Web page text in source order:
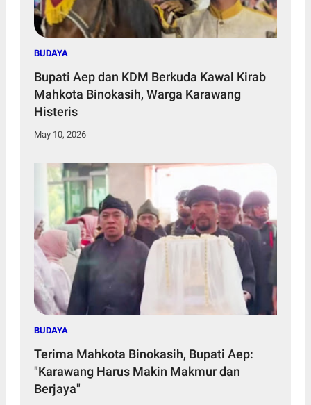
BUDAYA
Bupati Aep dan KDM Berkuda Kawal Kirab
Mahkota Binokasih, Warga Karawang
Histeris
May 10, 2026
BUDAYA
Terima Mahkota Binokasih, Bupati Aep:
"Karawang Harus Makin Makmur dan
Berjaya"